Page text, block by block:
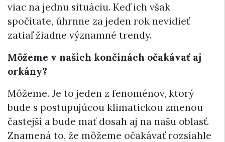
viac na jednu situáciu. Keď ich však
spočítate, úhrnne za jeden rok nevidieť
zatiaľ žiadne významné trendy.
Môžeme v našich končinách očakávať aj
orkány?
Môžeme. Je to jeden z fenoménov, ktorý
bude s postupujúcou klimatickou zmenou
častejší a bude mať dosah aj na našu oblasť.
Znamená to, že môžeme očakávať rozsiahle